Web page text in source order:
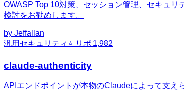
OWASP Top 10対策、セッション管理、セキュ
検討をお勧めします。
by Jeffallan
汎用 セキュリティ ⭐ リポ 1,982
claude-authenticity
APIエンドポイントが本物のClaudeによって支え